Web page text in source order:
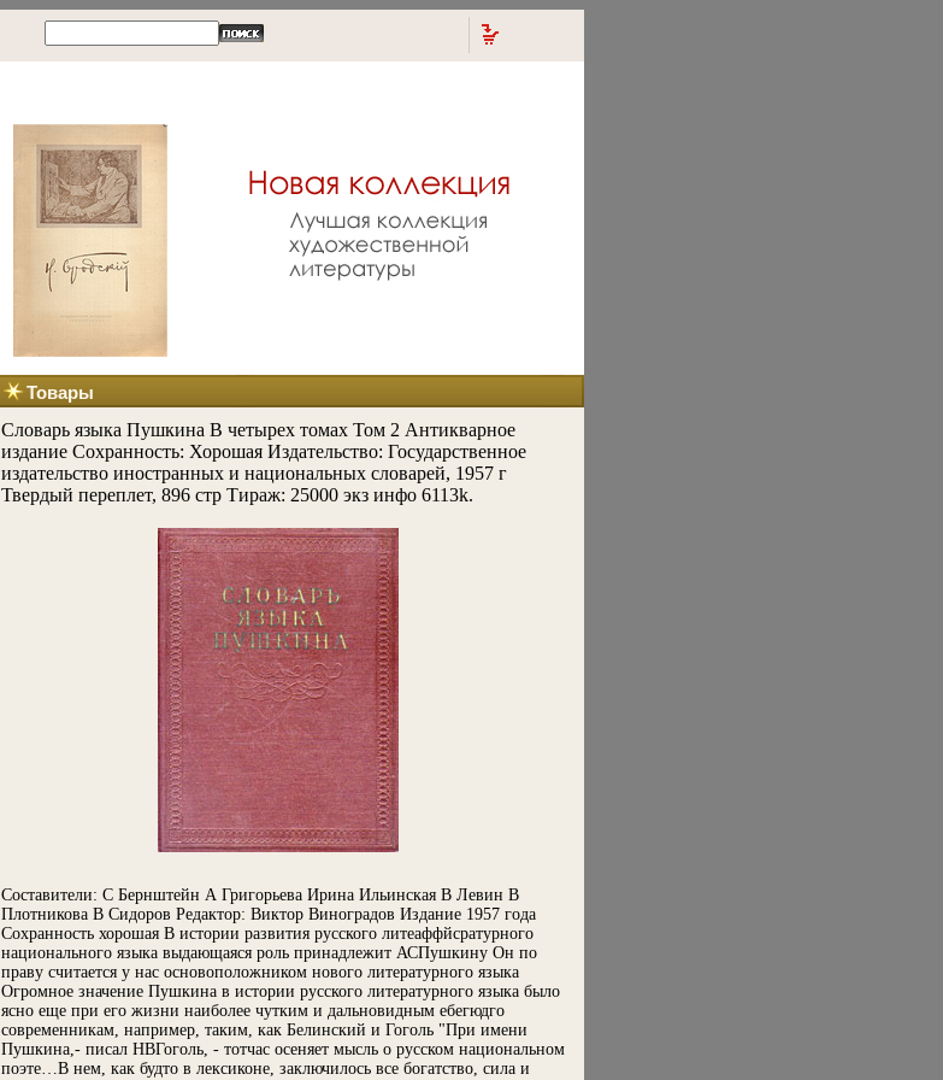
Товары
Словарь языка Пушкина В четырех томах Том 2 Антикварное
издание Сохранность: Хорошая Издательство: Государственное
издательство иностранных и национальных словарей, 1957 г
Твердый переплет, 896 стр Тираж: 25000 экз инфо 6113k.
Составители: С Бернштейн А Григорьева Ирина Ильинская В Левин В
Плотникова В Сидоров Редактор: Виктор Виноградов Издание 1957 года
Сохранность хорошая В истории развития русского литеаффйсратурного
национального языка выдающаяся роль принадлежит АСПушкину Он по
праву считается у нас основоположником нового литературного языка
Огромное значение Пушкина в истории русского литературного языка было
ясно еще при его жизни наиболее чутким и дальновидным ебегюдго
современникам, например, таким, как Белинский и Гоголь "При имени
Пушкина,- писал НВГоголь, - тотчас осеняет мысль о русском национальном
поэте…В нем, как будто в лексиконе, заключилось все богатство, сила и